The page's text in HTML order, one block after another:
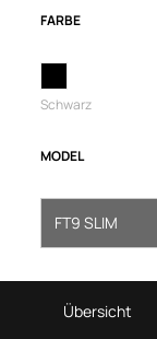
FARBE
Schwarz
MODEL
FT9 SLIM
Übersicht